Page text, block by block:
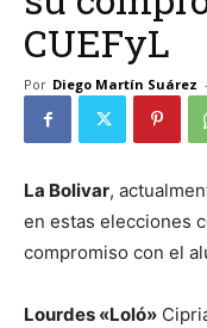
CUEFyL
Por Diego Martín Suárez -
La Bolivar,
en estas elecciones
compromiso con el
Lourdes «Loló»